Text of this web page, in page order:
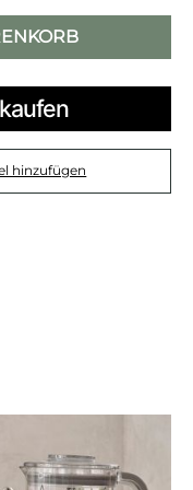
hinzufügen